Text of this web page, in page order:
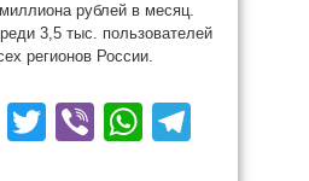
рублей в месяц.
3,5 тыс. пользователей
регионов России.
Odnoklassniki
Twitter
Viber